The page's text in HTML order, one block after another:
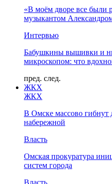
«В моём дворе все были
музыкантом
Интервью
Бабушкины вышивки и
микроскопом: что
пред. след.
ЖКХ
ЖКХ
В Омске массово гибнут
набережной
Власть
Омская прокуратура
систем города
Власть